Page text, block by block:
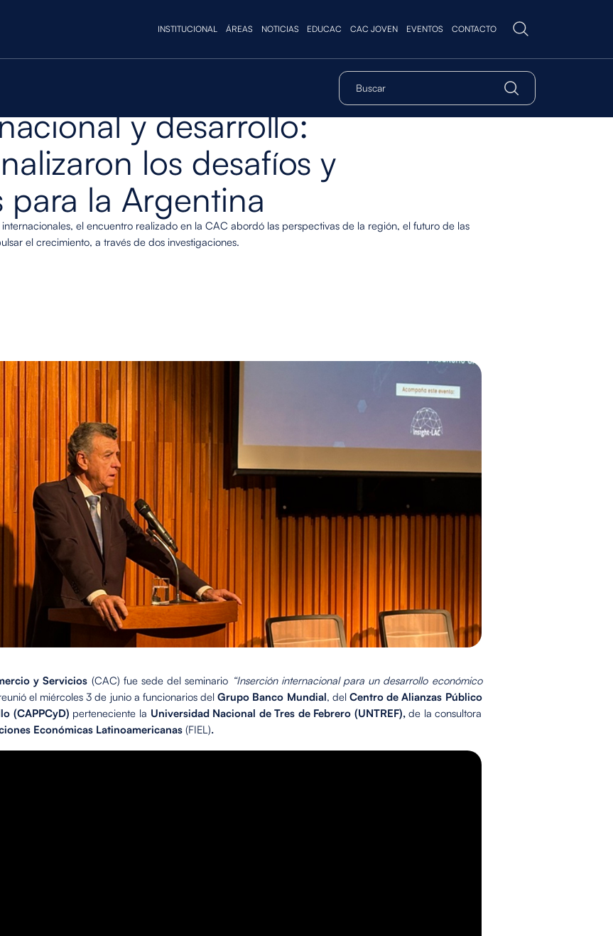
INSTITUCIONAL ÁREAS NOTICIAS EDUCAC CAC JOVEN EVENTOS CONTACTO
y desarrollo:
los desafíos y
la Argentina
el encuentro realizado en la CAC abordó las perspectivas de la región, el futuro de las
el crecimiento, a través de dos investigaciones.
y Servicios (CAC) fue sede del seminario “Inserción internacional para un desarrollo económico
el miércoles 3 de junio a funcionarios delGrupo Banco Mundial, del Centro de Alianzas Público
(CAPPCyD) perteneciente la Universidad Nacional de Tres de Febrero (UNTREF),de la consultora
Económicas Latinoamericanas (FIEL).